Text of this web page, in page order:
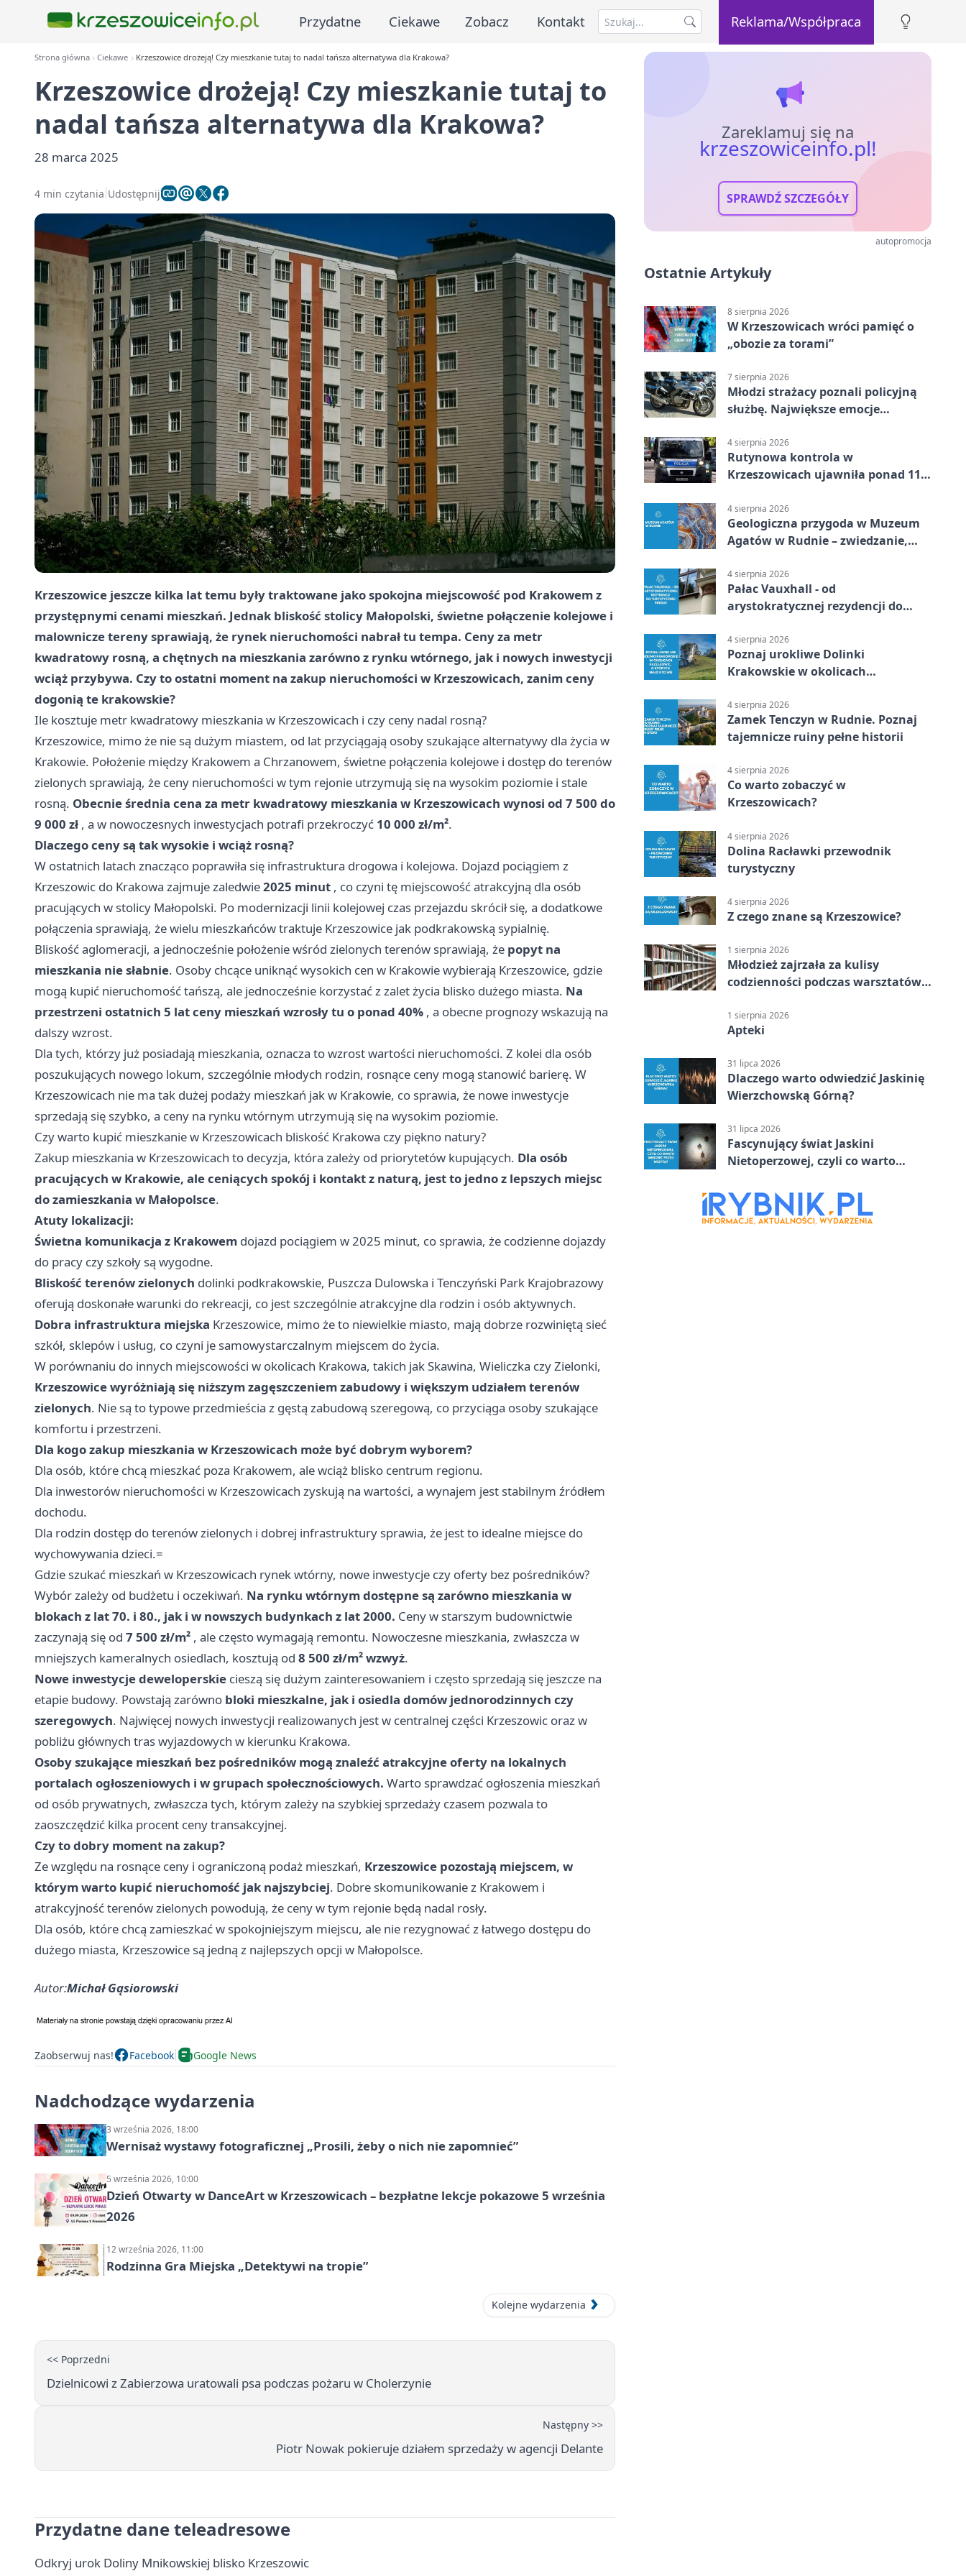
Przydatne Ciekawe Zobacz Kontakt Reklama/Współpraca
Strona główna Ciekawe Krzeszowice drożeją! Czy mieszkanie tutaj to nadal tańsza alternatywa dla Krakowa?
Krzeszowice drożeją! Czy mieszkanie tutaj to
nadal tańsza alternatywa dla Krakowa?
28 marca 2025
4 min czytania Udostępnij
Krzeszowice jeszcze kilka lat temu były traktowane jako spokojna miejscowość pod Krakowem z
przystępnymi cenami mieszkań. Jednak bliskość stolicy Małopolski, świetne połączenie kolejowe i
malownicze tereny sprawiają, że rynek nieruchomości nabrał tu tempa. Ceny za metr
kwadratowy rosną, a chętnych na mieszkania zarówno z rynku wtórnego, jak i nowych inwestycji
wciąż przybywa. Czy to ostatni moment na zakup nieruchomości w Krzeszowicach, zanim ceny
dogonią te krakowskie?
Ile kosztuje metr kwadratowy mieszkania w Krzeszowicach i czy ceny nadal rosną?
Krzeszowice, mimo że nie są dużym miastem, od lat przyciągają osoby szukające alternatywy dla życia w
Krakowie. Położenie między Krakowem a Chrzanowem, świetne połączenia kolejowe i dostęp do terenów
zielonych sprawiają, że ceny nieruchomości w tym rejonie utrzymują się na wysokim poziomie i stale
rosną. Obecnie średnia cena za metr kwadratowy mieszkania w Krzeszowicach wynosi od 7 500 do
9 000 zł , a w nowoczesnych inwestycjach potrafi przekroczyć 10 000 zł/m².
Dlaczego ceny są tak wysokie i wciąż rosną?
W ostatnich latach znacząco poprawiła się infrastruktura drogowa i kolejowa. Dojazd pociągiem z
Krzeszowic do Krakowa zajmuje zaledwie2025 minut , co czyni tę miejscowość atrakcyjną dla osób
pracujących w stolicy Małopolski. Po modernizacji linii kolejowej czas przejazdu skrócił się, a dodatkowe
połączenia sprawiają, że wielu mieszkańców traktuje Krzeszowice jak podkrakowską sypialnię.
Bliskość aglomeracji, a jednocześnie położenie wśród zielonych terenów sprawiają, że popyt na
mieszkania nie słabnie. Osoby chcące uniknąć wysokich cen w Krakowie wybierają Krzeszowice, gdzie
mogą kupić nieruchomość tańszą, ale jednocześnie korzystać z zalet życia blisko dużego miasta. Na
przestrzeni ostatnich 5 lat ceny mieszkań wzrosły tu o ponad 40% , a obecne prognozy wskazują na
dalszy wzrost.
Dla tych, którzy już posiadają mieszkania, oznacza to wzrost wartości nieruchomości. Z kolei dla osób
poszukujących nowego lokum, szczególnie młodych rodzin, rosnące ceny mogą stanowić barierę. W
Krzeszowicach nie ma tak dużej podaży mieszkań jak w Krakowie, co sprawia, że nowe inwestycje
sprzedają się szybko, a ceny na rynku wtórnym utrzymują się na wysokim poziomie.
Czy warto kupić mieszkanie w Krzeszowicach bliskość Krakowa czy piękno natury?
Zakup mieszkania w Krzeszowicach to decyzja, która zależy od priorytetów kupujących. Dla osób
pracujących w Krakowie, ale ceniących spokój i kontakt z naturą, jest to jedno z lepszych miejsc
do zamieszkania w Małopolsce.
Atuty lokalizacji:
Świetna komunikacja z Krakowem dojazd pociągiem w 2025 minut, co sprawia, że codzienne dojazdy
do pracy czy szkoły są wygodne.
Bliskość terenów zielonych dolinki podkrakowskie, Puszcza Dulowska i Tenczyński Park Krajobrazowy
oferują doskonałe warunki do rekreacji, co jest szczególnie atrakcyjne dla rodzin i osób aktywnych.
Dobra infrastruktura miejska Krzeszowice, mimo że to niewielkie miasto, mają dobrze rozwiniętą sieć
szkół, sklepów i usług, co czyni je samowystarczalnym miejscem do życia.
W porównaniu do innych miejscowości w okolicach Krakowa, takich jak Skawina, Wieliczka czy Zielonki,
Krzeszowice wyróżniają się niższym zagęszczeniem zabudowy i większym udziałem terenów
zielonych. Nie są to typowe przedmieścia z gęstą zabudową szeregową, co przyciąga osoby szukające
komfortu i przestrzeni.
Dla kogo zakup mieszkania w Krzeszowicach może być dobrym wyborem?
Dla osób, które chcą mieszkać poza Krakowem, ale wciąż blisko centrum regionu.
Dla inwestorów nieruchomości w Krzeszowicach zyskują na wartości, a wynajem jest stabilnym źródłem
dochodu.
Dla rodzin dostęp do terenów zielonych i dobrej infrastruktury sprawia, że jest to idealne miejsce do
wychowywania dzieci.=
Gdzie szukać mieszkań w Krzeszowicach rynek wtórny, nowe inwestycje czy oferty bez pośredników?
Wybór zależy od budżetu i oczekiwań. Na rynku wtórnym dostępne są zarówno mieszkania w
blokach z lat 70. i 80., jak i w nowszych budynkach z lat 2000. Ceny w starszym budownictwie
zaczynają się od 7 500 zł/m² , ale często wymagają remontu. Nowoczesne mieszkania, zwłaszcza w
mniejszych kameralnych osiedlach, kosztują od 8 500 zł/m² wzwyż.
Nowe inwestycje deweloperskie cieszą się dużym zainteresowaniem i często sprzedają się jeszcze na
etapie budowy. Powstają zarówno bloki mieszkalne, jak i osiedla domów jednorodzinnych czy
szeregowych. Najwięcej nowych inwestycji realizowanych jest w centralnej części Krzeszowic oraz w
pobliżu głównych tras wyjazdowych w kierunku Krakowa.
Osoby szukające mieszkań bez pośredników mogą znaleźć atrakcyjne oferty na lokalnych
portalach ogłoszeniowych i w grupach społecznościowych. Warto sprawdzać ogłoszenia mieszkań
od osób prywatnych, zwłaszcza tych, którym zależy na szybkiej sprzedaży czasem pozwala to
zaoszczędzić kilka procent ceny transakcyjnej.
Czy to dobry moment na zakup?
Ze względu na rosnące ceny i ograniczoną podaż mieszkań, Krzeszowice pozostają miejscem, w
którym warto kupić nieruchomość jak najszybciej. Dobre skomunikowanie z Krakowem i
atrakcyjność terenów zielonych powodują, że ceny w tym rejonie będą nadal rosły.
Dla osób, które chcą zamieszkać w spokojniejszym miejscu, ale nie rezygnować z łatwego dostępu do
dużego miasta, Krzeszowice są jedną z najlepszych opcji w Małopolsce.
Autor:Michał Gąsiorowski
Zaobserwuj nas! Facebook Google News
Nadchodzące wydarzenia
3 września 2026, 18:00
Wernisaż wystawy fotograficznej „Prosili, żeby o nich nie zapomnieć”
5 września 2026, 10:00
Dzień Otwarty w DanceArt w Krzeszowicach – bezpłatne lekcje pokazowe 5 września
2026
12 września 2026, 11:00
Rodzinna Gra Miejska „Detektywi na tropie”
Kolejne wydarzenia
<< Poprzedni
Dzielnicowi z Zabierzowa uratowali psa podczas pożaru w Cholerzynie
Następny >>
Piotr Nowak pokieruje działem sprzedaży w agencji Delante
Przydatne dane teleadresowe
Odkryj urok Doliny Mnikowskiej blisko Krzeszowic
Zareklamuj się na
krzeszowiceinfo.pl!
SPRAWDŹ SZCZEGÓŁY
autopromocja
Ostatnie Artykuły
8 sierpnia 2026
W Krzeszowicach wróci pamięć o
„obozie za torami”
7 sierpnia 2026
Młodzi strażacy poznali policyjną
służbę. Największe emocje
4 sierpnia 2026
Rutynowa kontrola w
Krzeszowicach ujawniła ponad 110
4 sierpnia 2026
Geologiczna przygoda w Muzeum
Agatów w Rudnie – zwiedzanie,
minerałów
4 sierpnia 2026
Pałac Vauxhall - od
arystokratycznej rezydencji do
4 sierpnia 2026
Poznaj urokliwe Dolinki
Krakowskie w okolicach
4 sierpnia 2026
Zamek Tenczyn w Rudnie. Poznaj
tajemnicze ruiny pełne historii
4 sierpnia 2026
Co warto zobaczyć w
Krzeszowicach?
4 sierpnia 2026
Dolina Racławki przewodnik
turystyczny
4 sierpnia 2026
Z czego znane są Krzeszowice?
1 sierpnia 2026
Młodzież zajrzała za kulisy
codzienności podczas warsztatów
1 sierpnia 2026
Apteki
31 lipca 2026
Dlaczego warto odwiedzić Jaskinię
Wierzchowską Górną?
31 lipca 2026
Fascynujący świat Jaskini
Nietoperzowej, czyli co warto